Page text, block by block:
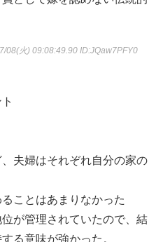
08(火) 09:08:49.90 ID:JQaw7PFY0
夫婦はそれぞれ自分の家の
ことはあまりなかった
が管理されていたので、結
る意味が強かった。